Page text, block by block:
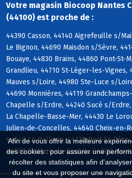
Afin de vous offrir la meilleure
des cookies : pour assurer une
récolter des statistiques afin
du site et vous proposer une
Votre magasin Biocoop Nantes
(44100) est proche de :
44390 Casson, 44140 Aigrefeuille s/
Le Bignon, 44690 Maisdon s/Sèvre,
Bouaye, 44830 Brains, 44860 Pont-St-
Grandlieu, 44710 St-Léger-les-Vignes,
Mauves s/Loire, 44980 Ste-Luce s/
44690 Monnières, 44119
Chapelle s/Erdre, 44240 Sucé s/
La Chapelle-Basse-Mer, 44430 Le
Julien-de-Concelles, 44640 Cheix-en-
44640 Le Pellerin, 44710 Port-St-Père,
44680 St-Mars-de-Coutais, 44000